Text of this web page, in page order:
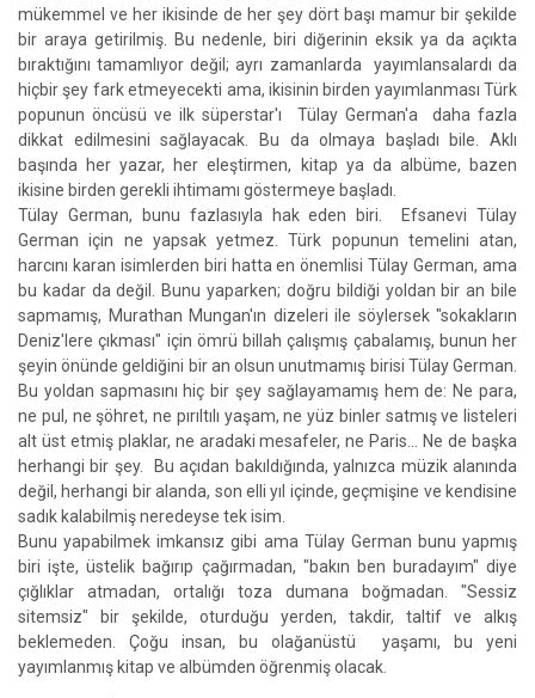
mükemmel ve her ikisinde de her şey dört başı mamur bir şekilde
bir araya getirilmiş. Bu nedenle, biri diğerinin eksik ya da açıkta
bıraktığını tamamlıyor değil; ayrı zamanlarda yayımlansalardı da
hiçbir şey fark etmeyecekti ama, ikisinin birden yayımlanması Türk
popunun öncüsü ve ilk süperstar'ı Tülay German'a daha fazla
dikkat edilmesini sağlayacak. Bu da olmaya başladı bile. Aklı
başında her yazar, her eleştirmen, kitap ya da albüme, bazen
ikisine birden gerekli ihtimamı göstermeye başladı.
Tülay German, bunu fazlasıyla hak eden biri. Efsanevi Tülay
German için ne yapsak yetmez. Türk popunun temelini atan,
harcını karan isimlerden biri hatta en önemlisi Tülay German, ama
bu kadar da değil. Bunu yaparken; doğru bildiği yoldan bir an bile
sapmamış, Murathan Mungan'ın dizeleri ile söylersek "sokakların
Deniz'lere çıkması" için ömrü billah çalışmış çabalamış, bunun her
şeyin önünde geldiğini bir an olsun unutmamış birisi Tülay German.
Bu yoldan sapmasını hiç bir şey sağlayamamış hem de: Ne para,
ne pul, ne şöhret, ne pırıltılı yaşam, ne yüz binler satmış ve listeleri
alt üst etmiş plaklar, ne aradaki mesafeler, ne Paris… Ne de başka
herhangi bir şey. Bu açıdan bakıldığında, yalnızca müzik alanında
değil, herhangi bir alanda, son elli yıl içinde, geçmişine ve kendisine
sadık kalabilmiş neredeyse tek isim.
Bunu yapabilmek imkansız gibi ama Tülay German bunu yapmış
biri işte, üstelik bağırıp çağırmadan, "bakın ben buradayım" diye
çığlıklar atmadan, ortalığı toza dumana boğmadan. "Sessiz
sitemsiz" bir şekilde, oturduğu yerden, takdir, taltif ve alkış
beklemeden. Çoğu insan, bu olağanüstü yaşamı, bu yeni
yayımlanmış kitap ve albümden öğrenmiş olacak.